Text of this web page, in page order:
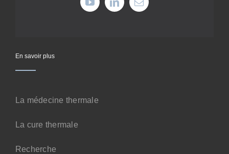
Cotiser
Contact
En savoir plus
La médecine thermale
La cure thermale
Recherche